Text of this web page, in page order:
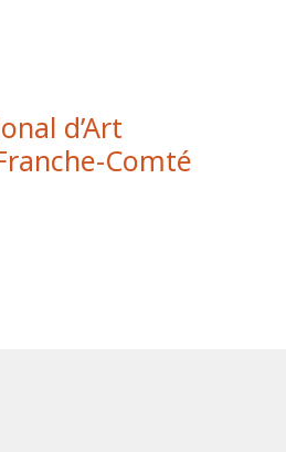
d’Art
Comté